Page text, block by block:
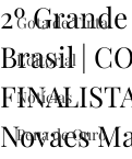
Gota de Tinta
Editorial
Notícias
Pena de Ouro
2º
Brasil |
Novaes